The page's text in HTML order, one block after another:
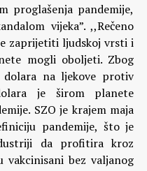
proglašenja pandemije,
vijeka”. ,,Rečeno
zaprijetiti ljudskoj vrsti i
mogli oboljeti. Zbog
na ljekove protiv
je širom planete
SZO je krajem maja
pandemije, što je
da profitira kroz
bez valjanog